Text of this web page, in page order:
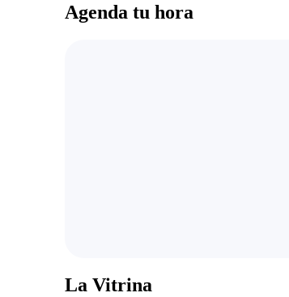
Agenda tu hora
La Vitrina